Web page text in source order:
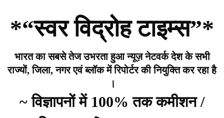
*“स्वर विद्रोह टाइम्स”*
भारत का सबसे तेज उभरता हुआ न्यूज़ नेटवर्क देश के सभी
राज्यों, जिला, नगर एवं ब्लॉक में रिपोर्टर की नियुक्ति कर रहा है
।
~ विज्ञापनों में 100% तक कमीशन /